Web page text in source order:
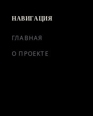
НАВИГАЦИЯ
ГЛАВНАЯ
О ПРОЕКТЕ